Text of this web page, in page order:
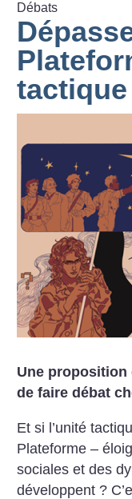
Débats
Une proposition
de faire débat
Et si l’unité
Plateforme –
sociales et des
développent ?